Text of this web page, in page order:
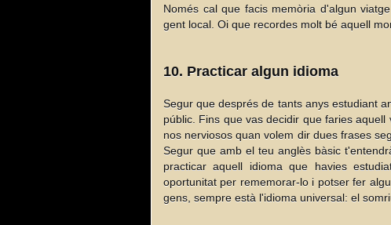
Només cal que facis memòria d'algun
gent local. Oi que recordes molt bé aquell
10. Practicar algun idioma
Segur que després de tants anys estudiant
públic. Fins que vas decidir que faries
nos nerviosos quan volem dir dues frases
Segur que amb el teu anglès bàsic
practicar aquell idioma que havies
oportunitat per rememorar-lo i potser fer
gens, sempre està l'idioma universal: el